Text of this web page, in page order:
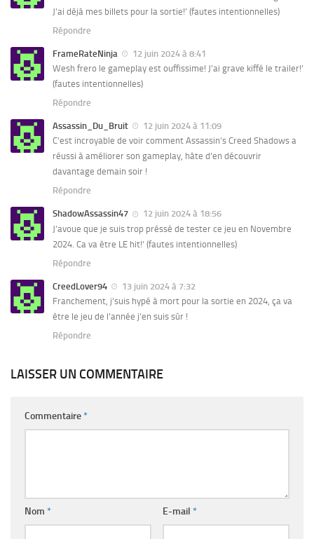
J’ai déjà mes billets pour la sortie!’ (fautes intentionnelles)
Répondre
FrameRateNinja
12 juin 2024 à 8:41
Wesh frero le gameplay est ouffissime! J’ai grave kiffé le trailer!’
(fautes intentionnelles)
Répondre
Assassin_Du_Bruit
12 juin 2024 à 11:09
C’est incroyable de voir comment Assassin’s Creed Shadows a
réussi à améliorer son gameplay, hâte d’en découvrir
davantage demain soir !
Répondre
ShadowAssassin47
12 juin 2024 à 18:56
J’avoue que je suis trop préssé de tester ce jeu en Novembre
2024. Ca va être LE hit!’ (fautes intentionnelles)
Répondre
CreedLover94
13 juin 2024 à 7:32
Franchement, j’suis hypé à mort pour la sortie en 2024, ça va
être le jeu de l’année j’en suis sûr !
Répondre
LAISSER UN COMMENTAIRE
Commentaire*
Nom * E-mail *